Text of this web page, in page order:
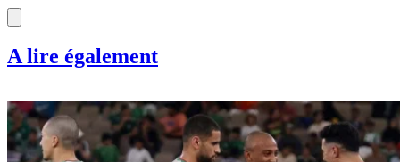
A lire également